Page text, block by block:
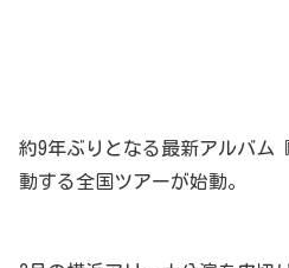
約9年ぶりとなる最新アルバム『
動する全国ツアーが始動。